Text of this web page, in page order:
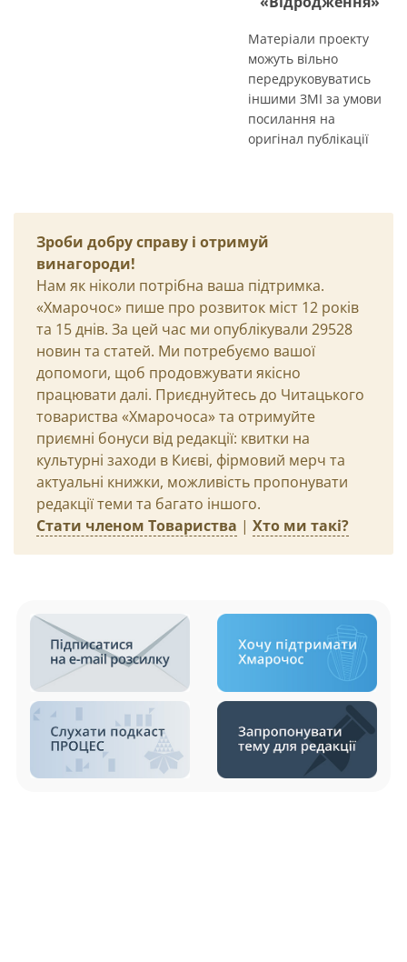
Матеріали проекту
можуть вільно
передруковуватись
іншими ЗМІ за умови
посилання на
оригінал публікації
Зроби добру справу і отримуй
винагороди!
Нам як ніколи потрібна ваша підтримка.
«Хмарочос» пише про розвиток міст 12 років
та 15 днів. За цей час ми опублікували 29528
новин та статей. Ми потребуємо вашої
допомоги, щоб продовжувати якісно
працювати далі. Приєднуйтесь до Читацького
товариства «Хмарочоса» та отримуйте
приємні бонуси від редакції: квитки на
культурні заходи в Києві, фірмовий мерч та
актуальні книжки, можливість пропонувати
редакції теми та багато іншого.
Стати членом Товариства | Хто ми такі?